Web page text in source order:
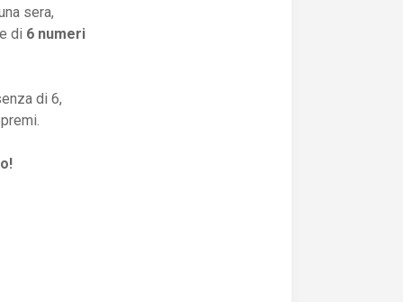
sera,
di 6 numeri
di 6,